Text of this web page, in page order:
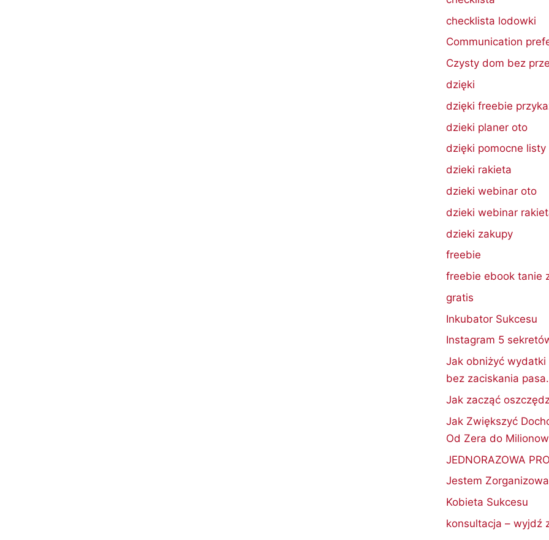
checklista lodowki
Communication
Czysty dom bez
dzięki
dzięki freebie
dzieki planer oto
dzięki pomocne listy
dzieki rakieta
dzieki webinar oto
dzieki webinar
dzieki zakupy
freebie
freebie ebook tanie
gratis
Inkubator Sukcesu
Instagram 5
Jak obniżyć wydatki
bez zaciskania pasa.
Jak zacząć
Jak Zwiększyć
Od Zera do
JEDNORAZOWA
Jestem
Kobieta Sukcesu
konsultacja – wyjdź